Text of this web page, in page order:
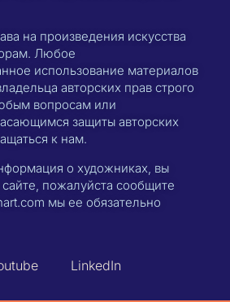
на произведения искусства
Любое
использование материалов
авторских прав строго
вопросам или
защиты авторских
к нам.
о художниках, вы
пожалуйста сообщите
мы ее обязательно
LinkedIn